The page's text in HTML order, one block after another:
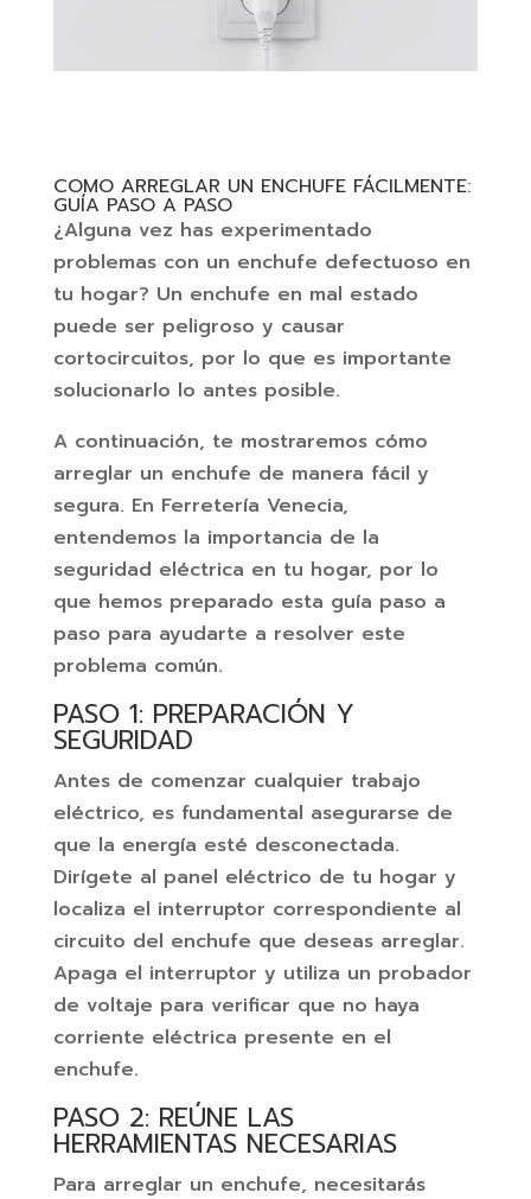
COMO ARREGLAR UN ENCHUFE FÁCILMENTE:
GUÍA PASO A PASO
¿Alguna vez has experimentado
problemas con un enchufe defectuoso en
tu hogar? Un enchufe en mal estado
puede ser peligroso y causar
cortocircuitos, por lo que es importante
solucionarlo lo antes posible.
A continuación, te mostraremos cómo
arreglar un enchufe de manera fácil y
segura. En Ferretería Venecia,
entendemos la importancia de la
seguridad eléctrica en tu hogar, por lo
que hemos preparado esta guía paso a
paso para ayudarte a resolver este
problema común.
PASO 1: PREPARACIÓN Y
SEGURIDAD
Antes de comenzar cualquier trabajo
eléctrico, es fundamental asegurarse de
que la energía esté desconectada.
Dirígete al panel eléctrico de tu hogar y
localiza el interruptor correspondiente al
circuito del enchufe que deseas arreglar.
Apaga el interruptor y utiliza un probador
de voltaje para verificar que no haya
corriente eléctrica presente en el
enchufe.
PASO 2: REÚNE LAS
HERRAMIENTAS NECESARIAS
Para arreglar un enchufe, necesitarás